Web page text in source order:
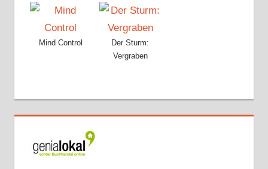
Mind Control
Der Sturm:
Vergraben